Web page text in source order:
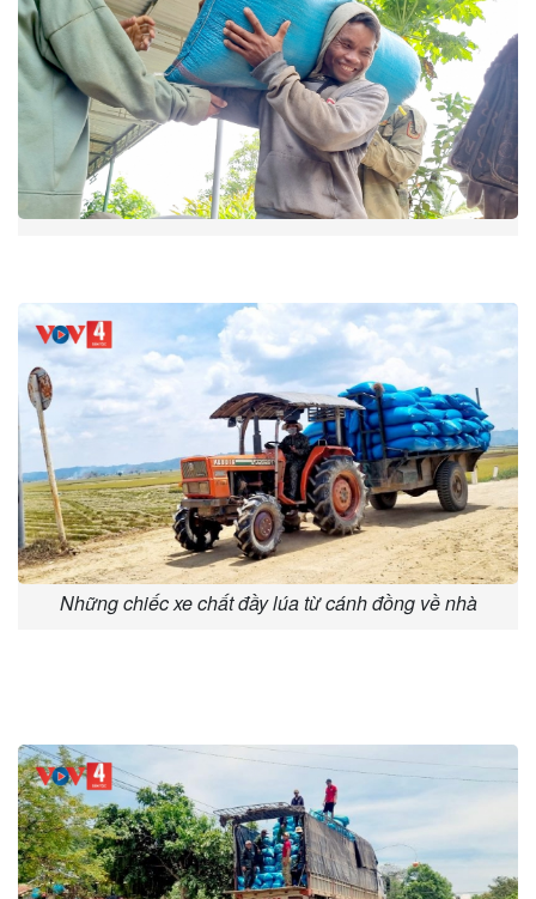
Những chiếc xe chất đầy lúa từ cánh đồng về nhà